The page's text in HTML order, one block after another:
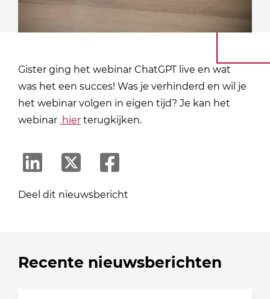
Gister ging het webinar ChatGPT live en wat
was het een succes! Was je verhinderd en wil je
het webinar volgen in eigen tijd? Je kan het
webinar hier terugkijken.
Deel dit nieuwsbericht
Recente nieuwsberichten